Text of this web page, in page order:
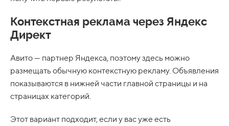
Контекстная реклама через Яндекс
Директ
Авито — партнер Яндекса, поэтому здесь можно
размещать обычную контекстную рекламу. Объявления
показываются в нижней части главной страницы и на
страницах категорий.
Этот вариант подходит, если у вас уже есть